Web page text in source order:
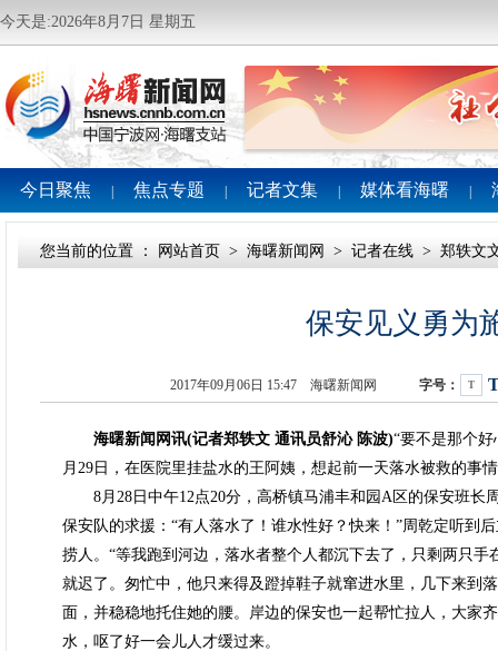
今天是:2026年8月7日 星期五
今日聚焦 焦点专题 记者文集 媒体看海曙
您当前的位置 ： 网站首页 > 海曙新闻网 > 记者在线 > 郑轶文
保安见义勇为
2017年09月06日 15:47 海曙新闻网 字号： T
海曙新闻网讯(记者郑轶文 通讯员舒沁 陈波)“要不是那个
月29日，在医院里挂盐水的王阿姨，想起前一天落水被救的事
8月28日中午12点20分，高桥镇马浦丰和园A区的保安班长
保安队的求援：“有人落水了！谁水性好？快来！”周乾定听到
捞人。“等我跑到河边，落水者整个人都沉下去了，只剩两只
就迟了。匆忙中，他只来得及蹬掉鞋子就窜进水里，几下来到
面，并稳稳地托住她的腰。岸边的保安也一起帮忙拉人，大家
水，呕了好一会儿人才缓过来。